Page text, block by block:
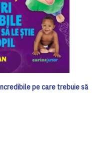
pe care trebuie să